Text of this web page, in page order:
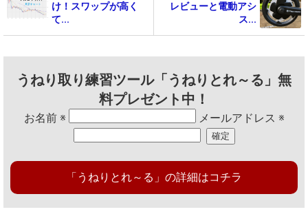
け！スワップが高く
て...
レビューと電動アシ
ス...
うねり取り練習ツール「うねりとれ～る」無
料プレゼント中！
お名前 ※ メールアドレス ※
「うねりとれ～る」の詳細はコチラ